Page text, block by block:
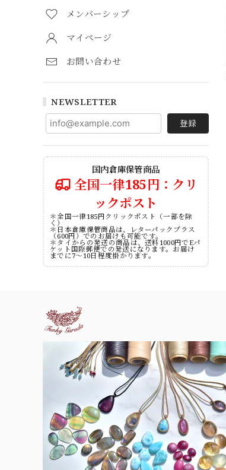
メンバーシップ
マイページ
お問い合わせ
NEWSLETTER
登録
国内倉庫保管商品
全国一律185円：クリ
ックポスト
＊全国一律185円クリックポスト（一部を除
く）
＊日本倉庫保管商品は、レターパックプラス
（600円）でのお届けも可能です。
＊タイからの発送の商品は、送料1000円でEパ
ケット国際郵便での発送になります。お届け
までに7～10日程度掛かります。